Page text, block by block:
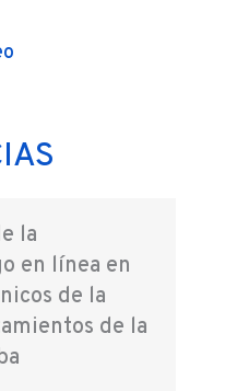
la
en línea en
de la
de la